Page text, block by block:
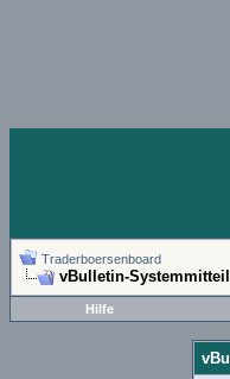
Traderboersenboard
vBulletin-
Hilfe